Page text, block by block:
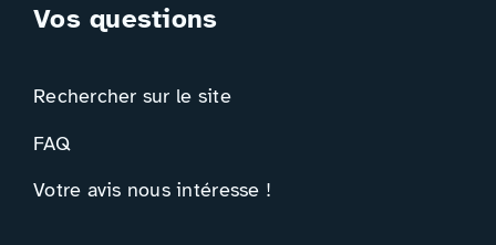
Vos questions
Rechercher sur le site
FAQ
Votre avis nous intéresse !